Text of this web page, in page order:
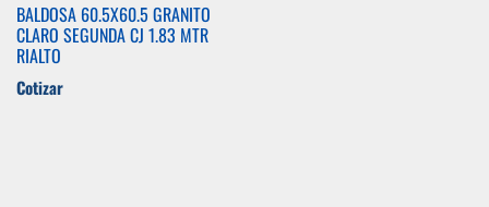
BALDOSA 60.5X60.5 GRANITO
CLARO SEGUNDA CJ 1.83 MTR
RIALTO
Cotizar